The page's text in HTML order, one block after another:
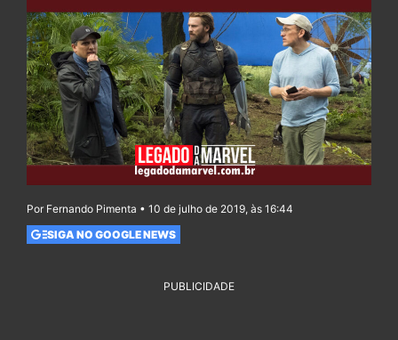
Por Fernando Pimenta • 10 de julho de 2019, às 16:44
SIGA NO GOOGLE NEWS
PUBLICIDADE